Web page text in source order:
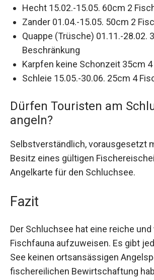
Hecht 15.02.-15.05. 60cm 2
Zander 01.04.-15.05. 50cm 2
Quappe (Trüsche) 01.11.-28.02.
Beschränkung
Karpfen keine Schonzeit 35cm
Schleie 15.05.-30.06. 25cm 4
Dürfen Touristen am
angeln?
Selbstverständlich, vorausgesetzt
Besitz eines gültigen
Angelkarte für den Schluchsee.
Fazit
Der Schluchsee hat eine reiche
Fischfauna aufzuweisen. Es gibt
See keinen ortsansässigen
fischereilichen Bewirtschaftung